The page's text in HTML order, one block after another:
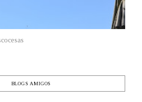
BLOGS AMIGOS